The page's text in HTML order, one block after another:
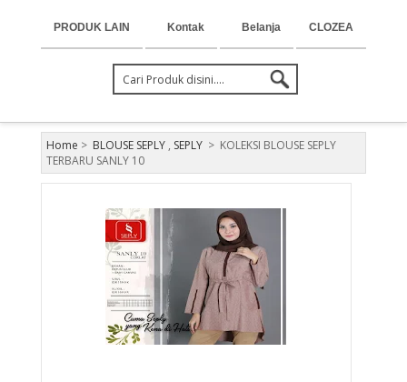
PRODUK LAIN Kontak Belanja CLOZEA
Home > BLOUSE SEPLY, SEPLY > KOLEKSI BLOUSE SEPLY
TERBARU SANLY 10